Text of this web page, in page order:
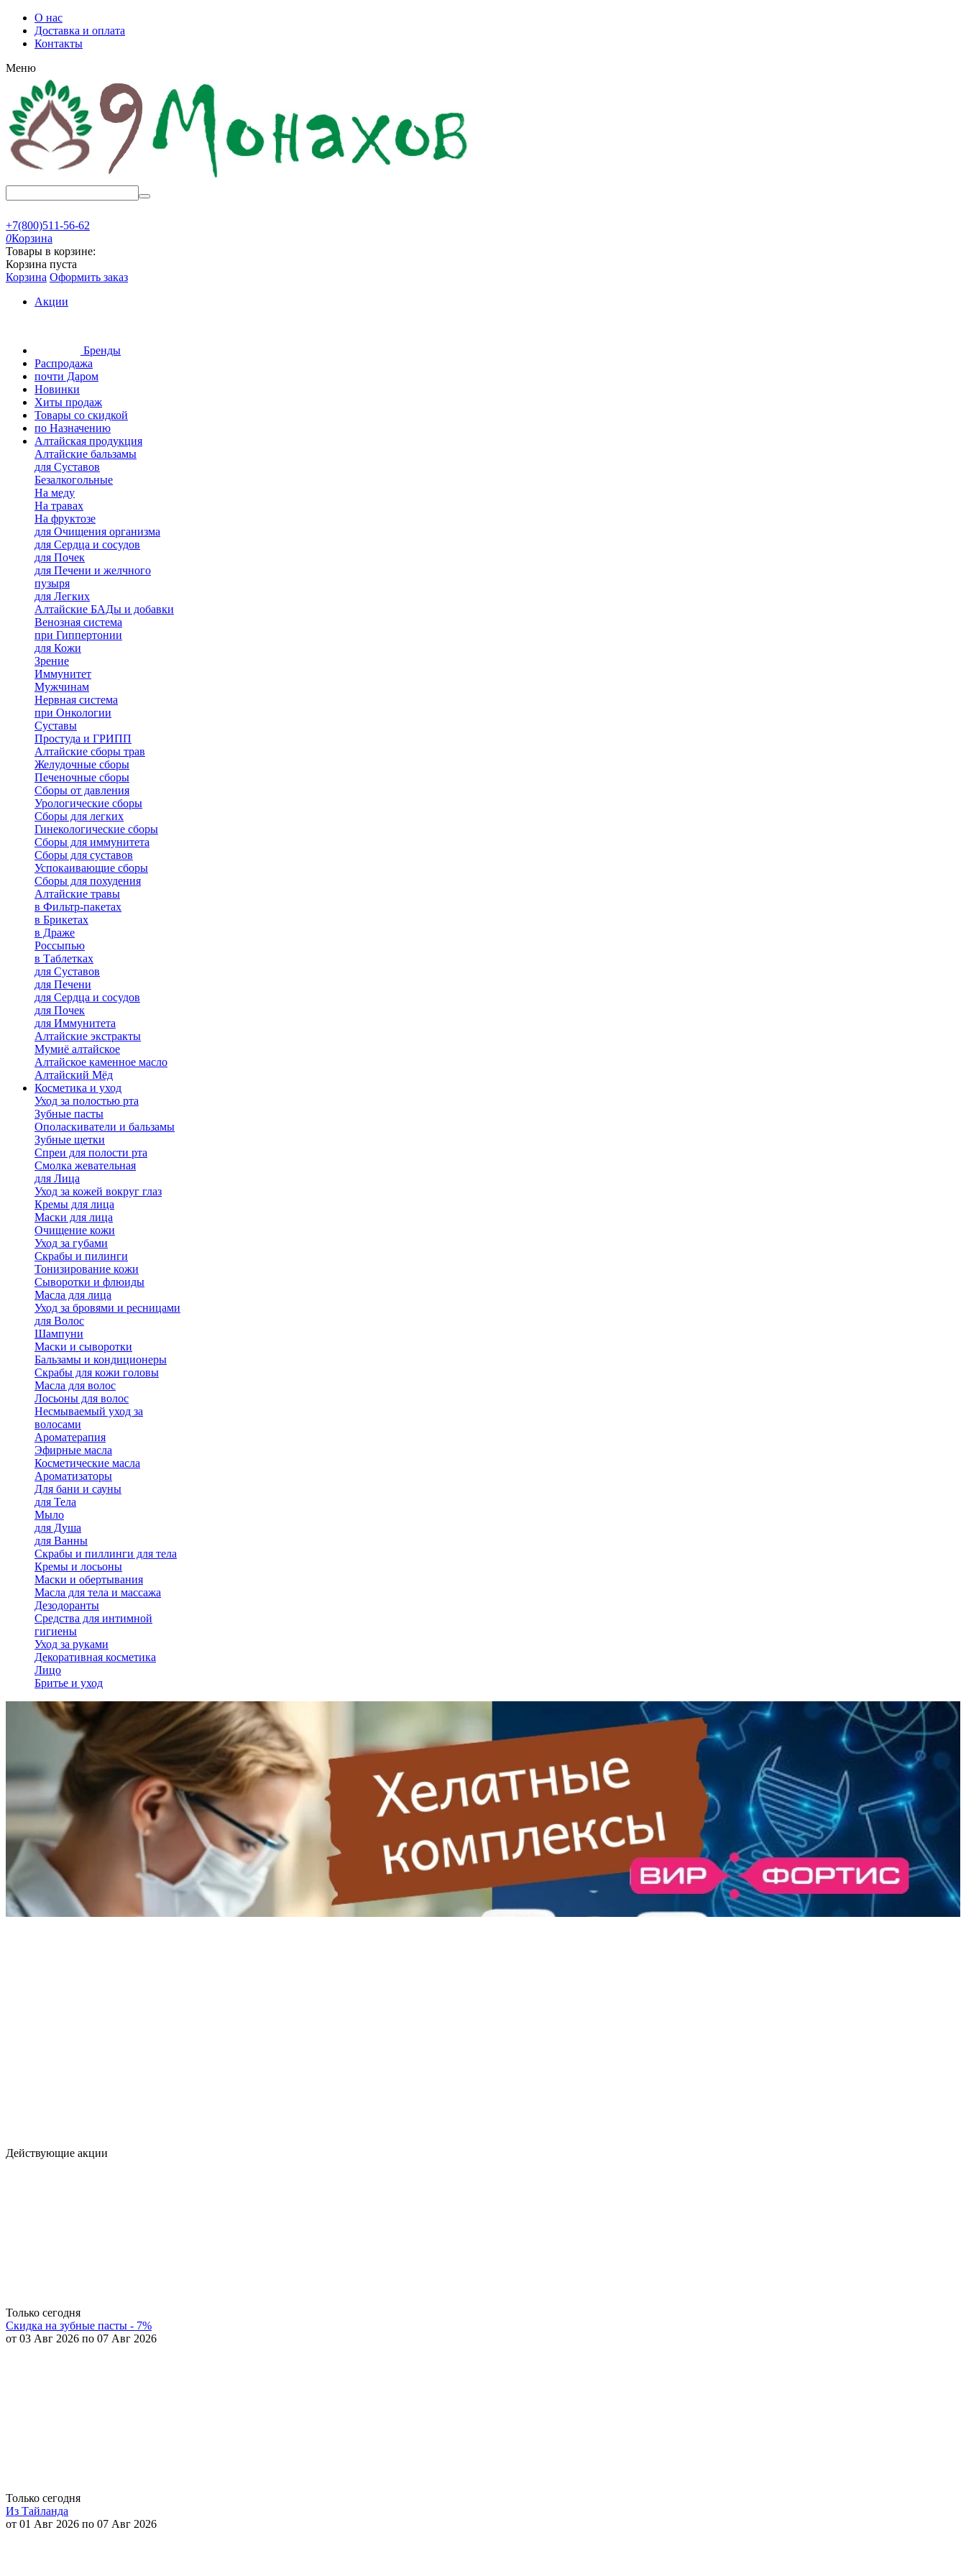
О нас
Доставка и оплата
Контакты
Меню
+7(800)511-56-62
0Корзина
Товары в корзине:
Корзина пуста
Корзина Оформить заказ
Акции
Бренды
Распродажа
почти Даром
Новинки
Хиты продаж
Товары со скидкой
по Назначению
Алтайская продукция
Алтайские бальзамы
для Суставов
Безалкогольные
На меду
На травах
На фруктозе
для Очищения организма
для Сердца и сосудов
для Почек
для Печени и желчного
пузыря
для Легких
Алтайские БАДы и добавки
Венозная система
при Гиппертонии
для Кожи
Зрение
Иммунитет
Мужчинам
Нервная система
при Онкологии
Суставы
Простуда и ГРИПП
Алтайские сборы трав
Желудочные сборы
Печеночные сборы
Сборы от давления
Урологические сборы
Сборы для легких
Гинекологические сборы
Сборы для иммунитета
Сборы для суставов
Успокаивающие сборы
Сборы для похудения
Алтайские травы
в Фильтр-пакетах
в Брикетах
в Драже
Россыпью
в Таблетках
для Cуставов
для Печени
для Сердца и сосудов
для Почек
для Иммунитета
Алтайские экстракты
Мумиё алтайское
Алтайское каменное масло
Алтайский Мёд
Косметика и уход
Уход за полостью рта
Зубные пасты
Ополаскиватели и бальзамы
Зубные щетки
Спреи для полости рта
Смолка жевательная
для Лица
Уход за кожей вокруг глаз
Кремы для лица
Маски для лица
Очищение кожи
Уход за губами
Скрабы и пилинги
Тонизирование кожи
Сыворотки и флюиды
Масла для лица
Уход за бровями и ресницами
для Волос
Шампуни
Маски и сыворотки
Бальзамы и кондиционеры
Скрабы для кожи головы
Масла для волос
Лосьоны для волос
Несмываемый уход за
волосами
Ароматерапия
Эфирные масла
Косметические масла
Ароматизаторы
Для бани и сауны
для Тела
Мыло
для Душа
для Ванны
Скрабы и пиллинги для тела
Кремы и лосьоны
Маски и обертывания
Масла для тела и массажа
Дезодоранты
Средства для интимной
гигиены
Уход за руками
Декоративная косметика
Лицо
Бритье и уход
Действующие акции
Только сегодня
Скидка на зубные пасты - 7%
от 03 Авг 2026 по 07 Авг 2026
Только сегодня
Из Тайланда
от 01 Авг 2026 по 07 Авг 2026